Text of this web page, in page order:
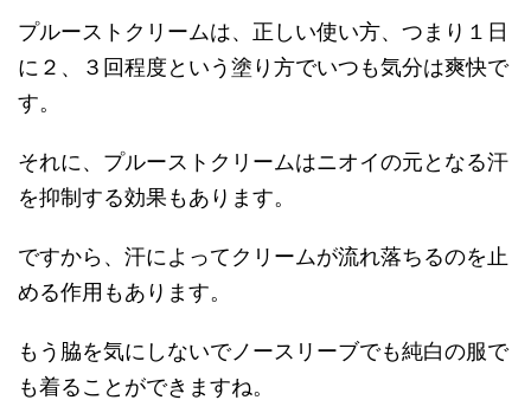
プルーストクリームは、正しい使い方、つまり１日
に２、３回程度という塗り方でいつも気分は爽快で
す。
それに、プルーストクリームはニオイの元となる汗
を抑制する効果もあります。
ですから、汗によってクリームが流れ落ちるのを止
める作用もあります。
もう脇を気にしないでノースリーブでも純白の服で
も着ることができますね。